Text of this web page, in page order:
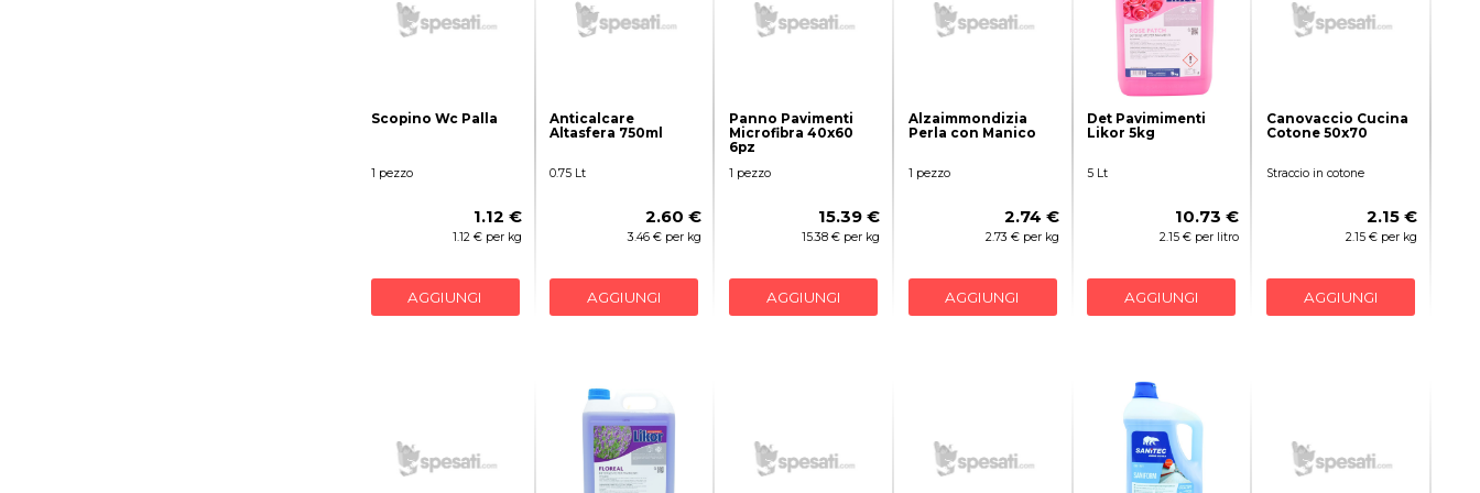
Scopino Wc Palla
1 pezzo
1.12 €
1.12 € per kg
AGGIUNGI
Anticalcare
Altasfera 750ml
0.75 Lt
2.60 €
3.46 € per kg
AGGIUNGI
Panno Pavimenti
Microfibra 40x60
6pz
1 pezzo
15.39 €
15.38 € per kg
AGGIUNGI
Alzaimmondizia
Perla con Manico
1 pezzo
2.74 €
2.73 € per kg
AGGIUNGI
Det Pavimimenti
Likor 5kg
5 Lt
10.73 €
2.15 € per litro
AGGIUNGI
Canovaccio Cucina
Cotone 50x70
Straccio in cotone
2.15 €
2.15 € per kg
AGGIUNGI